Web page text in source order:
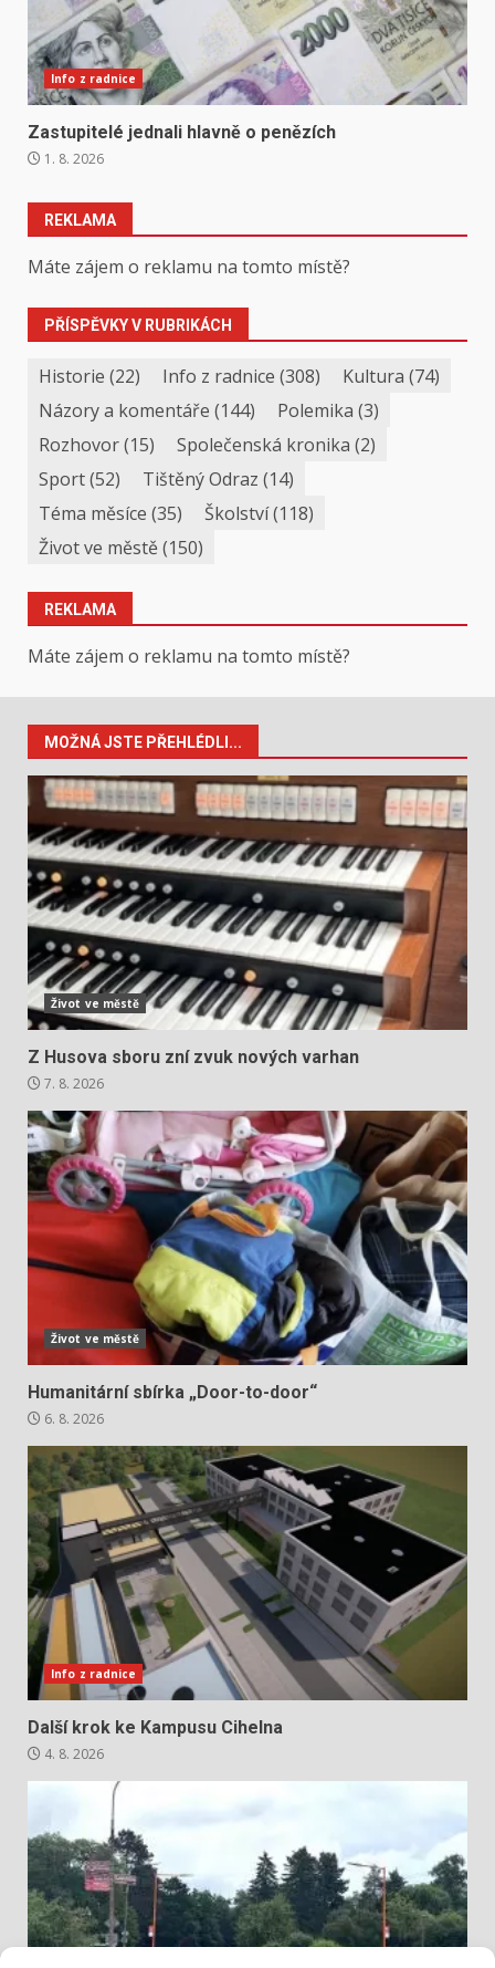
Info z radnice
Zastupitelé jednali hlavně o penězích
1. 8. 2026
REKLAMA
Máte zájem o reklamu na tomto místě?
PŘÍSPĚVKY V RUBRIKÁCH
Historie (22) Info z radnice (308) Kultura (74)
Názory a komentáře (144) Polemika (3)
Rozhovor(15) Společenská kronika (2)
Sport(52) Tištěný Odraz (14)
Téma měsíce (35) Školství(118)
Život ve městě(150)
REKLAMA
Máte zájem o reklamu na tomto místě?
MOŽNÁ JSTE PŘEHLÉDLI...
Život ve městě
Z Husova sboru zní zvuk nových varhan
7. 8. 2026
Život ve městě
Humanitární sbírka „Door-to-door“
6. 8. 2026
Info z radnice
Další krok ke Kampusu Cihelna
4. 8. 2026